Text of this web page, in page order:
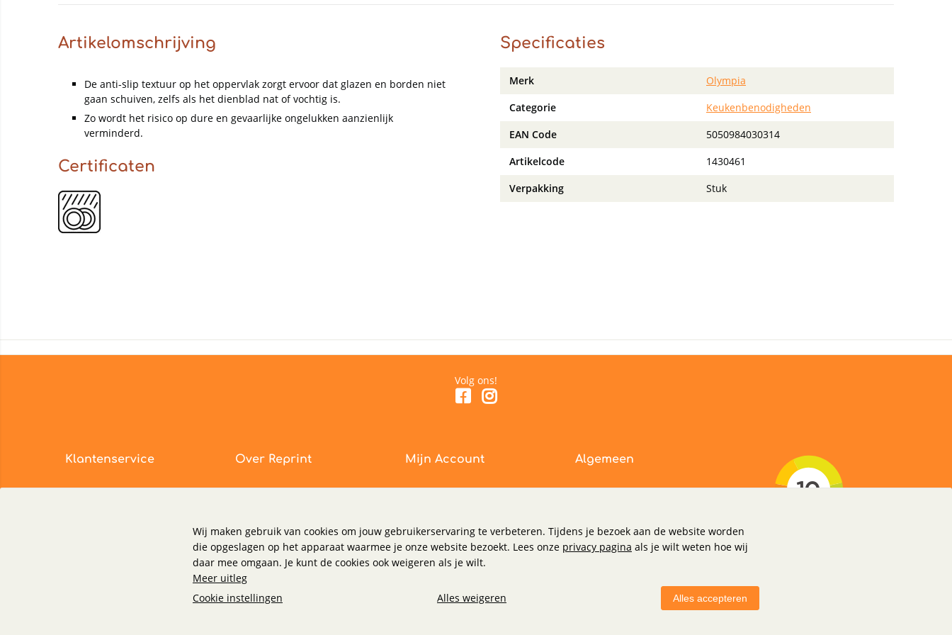
Artikelomschrijving
De anti-slip textuur op het oppervlak zorgt ervoor dat glazen en borden niet
gaan schuiven, zelfs als het dienblad nat of vochtig is.
Zo wordt het risico op dure en gevaarlijke ongelukken aanzienlijk
verminderd.
Certificaten
Specificaties
Merk
Olympia
Categorie
Keukenbenodigheden
EAN Code
5050984030314
Artikelcode
1430461
Verpakking
Stuk
Volg ons!
Klantenservice Over Reprint
Contactgegevens
Become a supplier
Mijn Account Algemeen
Disclaimer
Wij maken gebruik van cookies om jouw gebruikerservaring te verbeteren. Tijdens je bezoek aan de website worden
die opgeslagen op het apparaat waarmee je onze website bezoekt. Lees onze privacy pagina als je wilt weten hoe wij
daar mee omgaan. Je kunt de cookies ook weigeren als je wilt.
Meer uitleg
Cookie instellingen
Alles weigeren Alles accepteren